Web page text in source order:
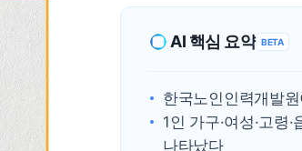
AI 핵심 요약 BETA
한국노인인력개발
1인 가구·여성·고령
나타났다